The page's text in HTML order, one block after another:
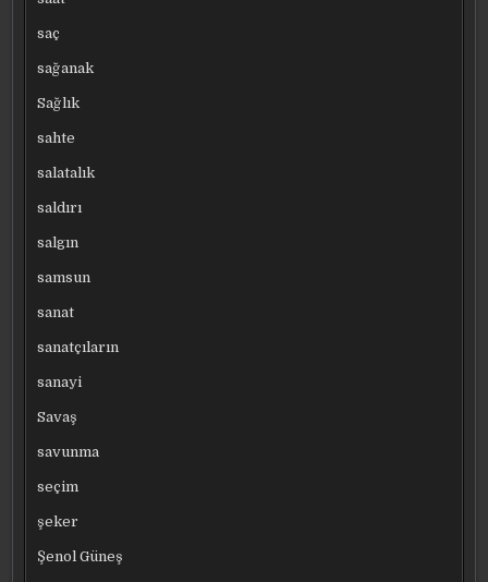
saç
sağanak
Sağlık
sahte
salatalık
saldırı
salgın
samsun
sanat
sanatçıların
sanayi
Savaş
savunma
seçim
şeker
Şenol Güneş